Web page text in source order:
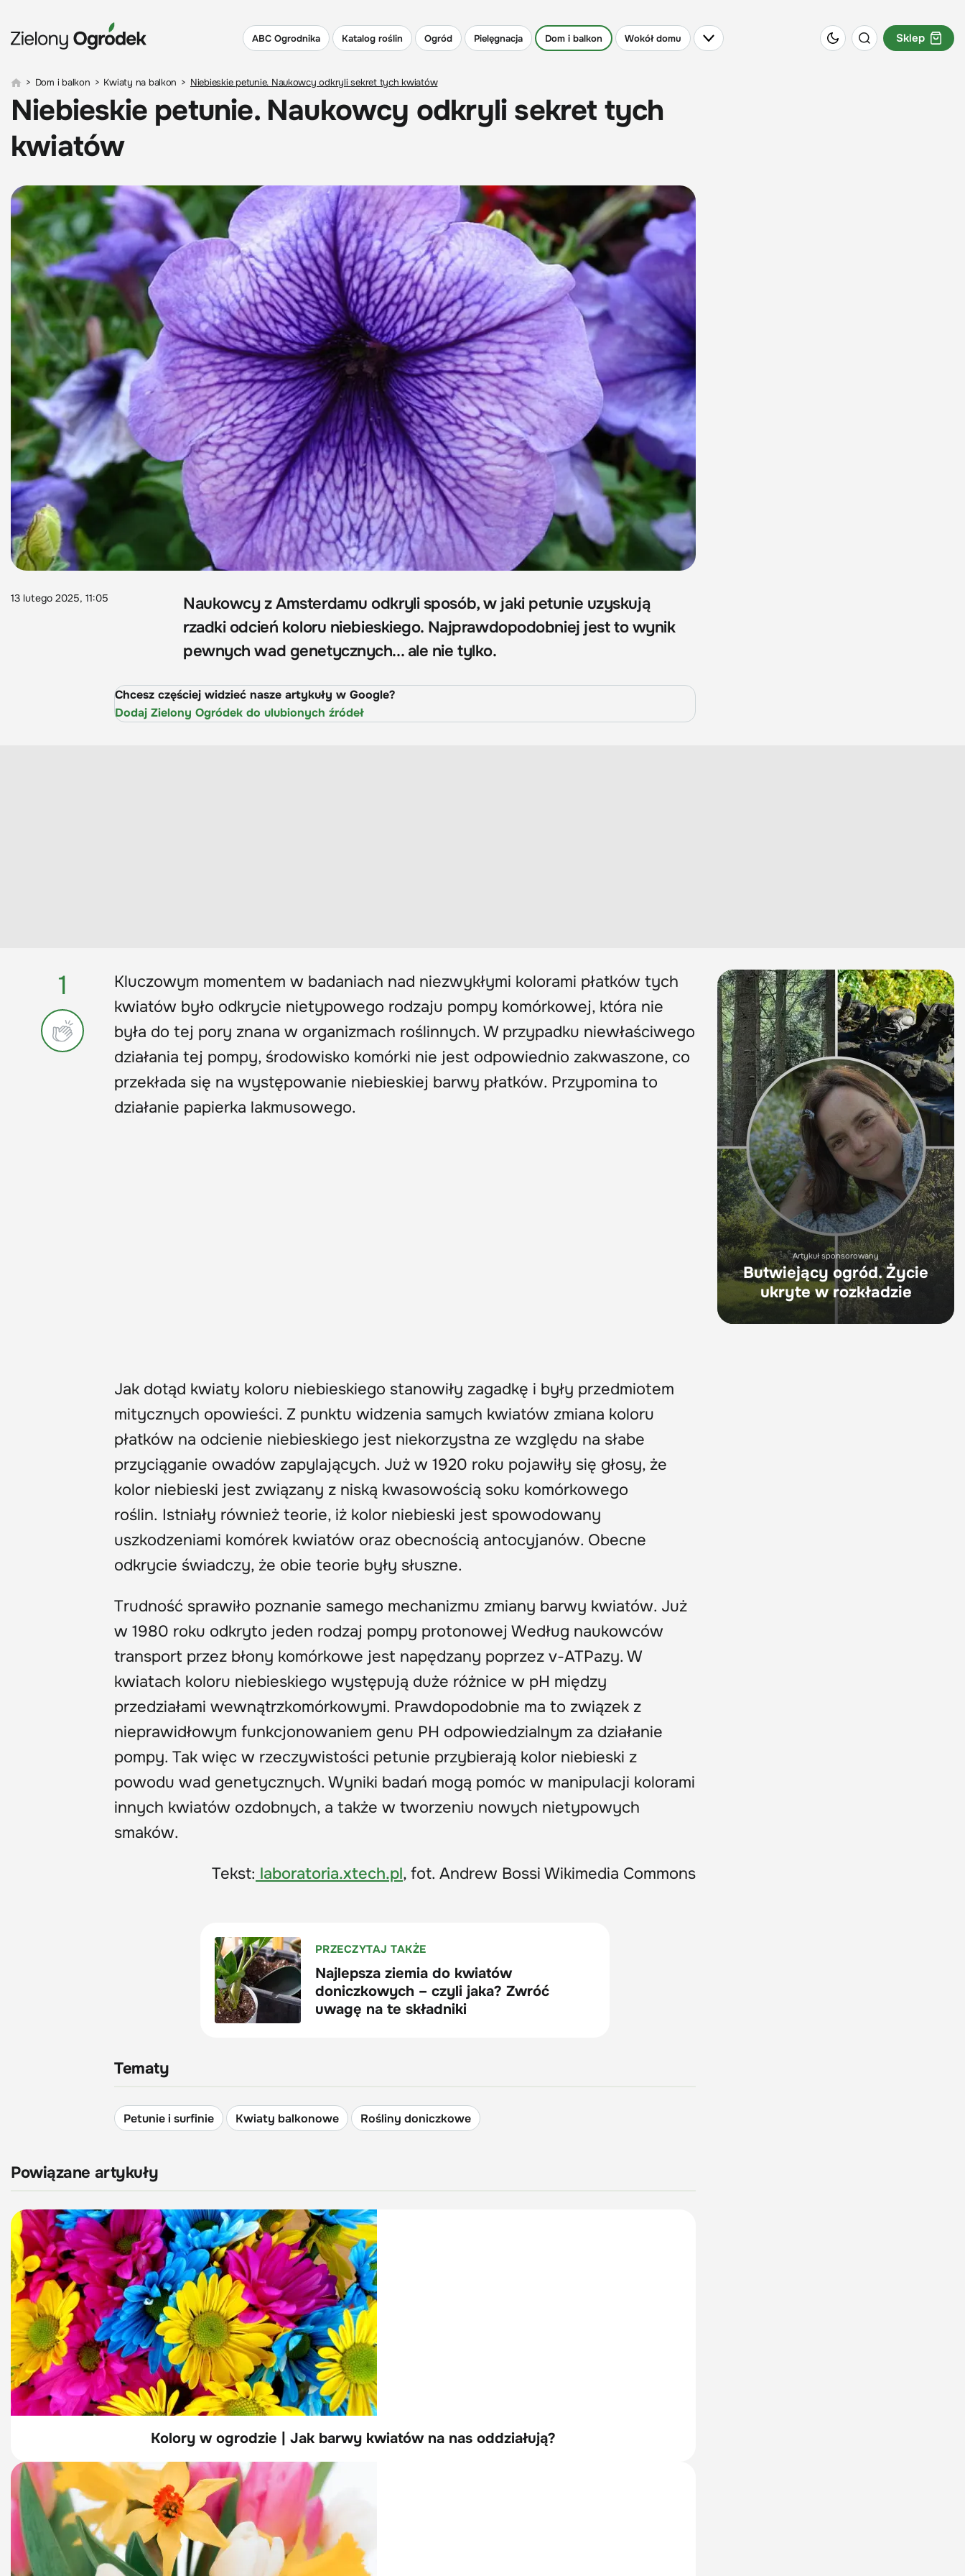
ABC Ogrodnika Katalog roślin Ogród Pielęgnacja Dom i balkon Wokół domu Sklep
> Dom i balkon > Kwiaty na balkon > Niebieskie petunie. Naukowcy odkryli sekret tych kwiatów
Niebieskie petunie. Naukowcy odkryli sekret tych
kwiatów
13 lutego 2025, 11:05
Naukowcy z Amsterdamu odkryli sposób, w jaki petunie uzyskują
rzadki odcień koloru niebieskiego. Najprawdopodobniej jest to wynik
pewnych wad genetycznych... ale nie tylko.
Chcesz częściej widzieć nasze artykuły w Google?
Dodaj Zielony Ogródek do ulubionych źródeł
1
Kluczowym momentem w badaniach nad niezwykłymi kolorami płatków tych
kwiatów było odkrycie nietypowego rodzaju pompy komórkowej, która nie
była do tej pory znana w organizmach roślinnych. W przypadku niewłaściwego
działania tej pompy, środowisko komórki nie jest odpowiednio zakwaszone, co
przekłada się na występowanie niebieskiej barwy płatków. Przypomina to
działanie papierka lakmusowego.
Jak dotąd kwiaty koloru niebieskiego stanowiły zagadkę i były przedmiotem
mitycznych opowieści. Z punktu widzenia samych kwiatów zmiana koloru
płatków na odcienie niebieskiego jest niekorzystna ze względu na słabe
przyciąganie owadów zapylających. Już w 1920 roku pojawiły się głosy, że
kolor niebieski jest związany z niską kwasowością soku komórkowego
roślin. Istniały również teorie, iż kolor niebieski jest spowodowany
uszkodzeniami komórek kwiatów oraz obecnością antocyjanów. Obecne
odkrycie świadczy, że obie teorie były słuszne.
Trudność sprawiło poznanie samego mechanizmu zmiany barwy kwiatów. Już
w 1980 roku odkryto jeden rodzaj pompy protonowej Według naukowców
transport przez błony komórkowe jest napędzany poprzez v-ATPazy. W
kwiatach koloru niebieskiego występują duże różnice w pH między
przedziałami wewnątrzkomórkowymi. Prawdopodobnie ma to związek z
nieprawidłowym funkcjonowaniem genu PH odpowiedzialnym za działanie
pompy. Tak więc w rzeczywistości petunie przybierają kolor niebieski z
powodu wad genetycznych. Wyniki badań mogą pomóc w manipulacji kolorami
innych kwiatów ozdobnych, a także w tworzeniu nowych nietypowych
smaków.
Tekst: laboratoria.xtech.pl, fot. Andrew Bossi Wikimedia Commons
Tematy
Petunie i surfinie Kwiaty balkonowe Rośliny doniczkowe
Powiązane artykuły
Kolory w ogrodzie | Jak barwy kwiatów na nas oddziałują?
Artykuł sponsorowany
Butwiejący ogród. Życie
ukryte w rozkładzie